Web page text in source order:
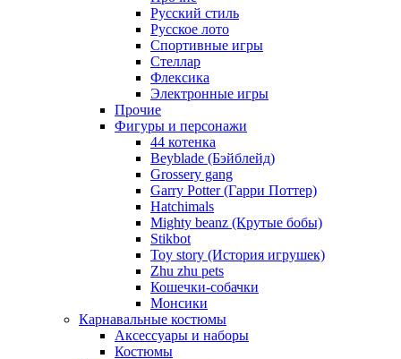
Русский стиль
Русское лото
Спортивные игры
Стеллар
Флексика
Электронные игры
Прочие
Фигуры и персонажи
44 котенка
Beyblade (Бэйблейд)
Grossery gang
Garry Potter (Гарри Поттер)
Hatchimals
Mighty beanz (Крутые бобы)
Stikbot
Toy story (История игрушек)
Zhu zhu pets
Кошечки-собачки
Монсики
Карнавальные костюмы
Аксессуары и наборы
Костюмы